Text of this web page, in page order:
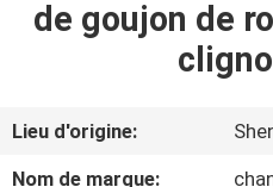
PRODUITS
PROPOS
DE
de goujon de
Lieu d'origine:
Nom de marque: